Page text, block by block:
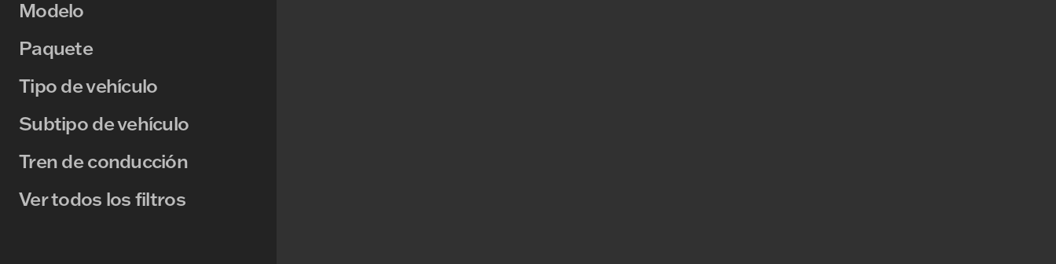
Modelo
Paquete
Tipo de vehículo
Subtipo de vehículo
Tren de conducción
Ver todos los filtros